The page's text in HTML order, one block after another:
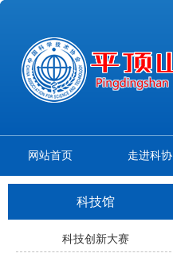
网站首页 走进科协
科技馆
科技创新大赛